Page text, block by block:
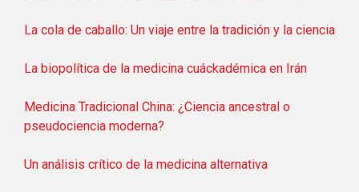
La cola de caballo: Un viaje entre la tradición y la ciencia
La biopolítica de la medicina cuáckadémica en Irán
Medicina Tradicional China: ¿Ciencia ancestral o
pseudociencia moderna?
Un análisis crítico de la medicina alternativa